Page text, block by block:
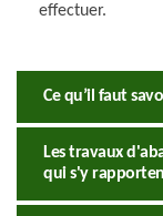
effectuer.
Ce qu’il faut
Les travaux
qui s'y